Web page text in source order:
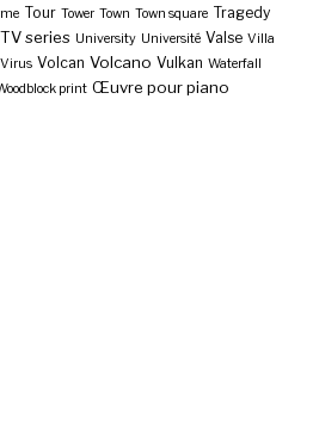
Tour Tower Town Town square Tragedy
TV series University Université Valse Villa
Virus Volcan Volcano Vulkan Waterfall
print Œuvre pour piano